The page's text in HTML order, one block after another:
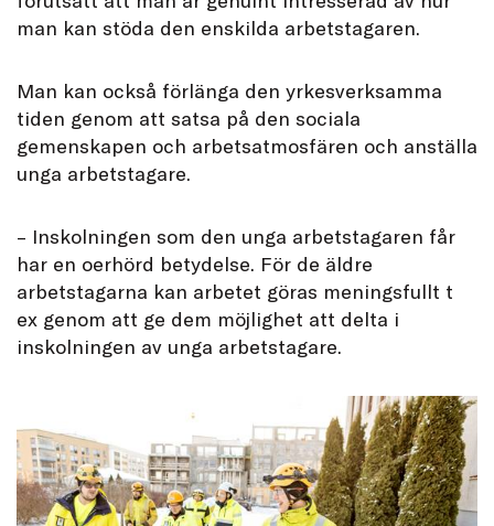
man kan stöda den enskilda arbetstagaren.
Man kan också förlänga den yrkesverksamma
tiden genom att satsa på den sociala
gemenskapen och arbetsatmosfären och anställa
unga arbetstagare.
– Inskolningen som den unga arbetstagaren får
har en oerhörd betydelse. För de äldre
arbetstagarna kan arbetet göras meningsfullt t
ex genom att ge dem möjlighet att delta i
inskolningen av unga arbetstagare.